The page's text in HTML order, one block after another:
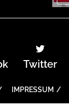
Twitter
IMPRESSUM